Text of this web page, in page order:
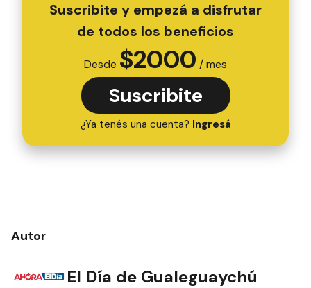
Suscribite y empezá a disfrutar
de todos los beneficios
Desde $2000 / mes
Suscribite
¿Ya tenés una cuenta? Ingresá
Autor
El Día de Gualeguaychú